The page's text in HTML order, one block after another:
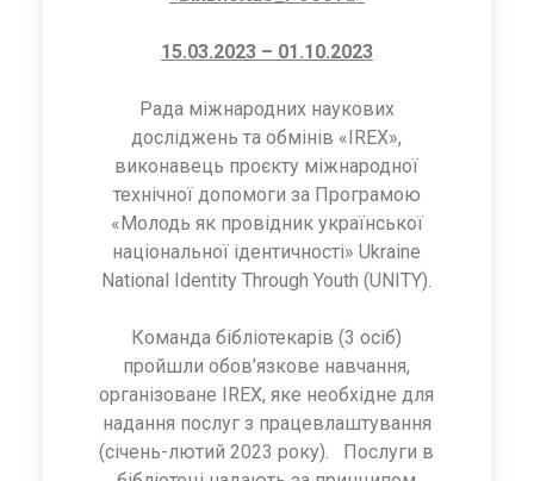
15.03.2023 – 01.10.2023
Рада міжнародних наукових
досліджень та обмінів «IREX»,
виконавець проєкту міжнародної
технічної допомоги за Програмою
«Молодь як провідник української
національної ідентичності» Ukraine
National Identity Through Youth (UNITY).
Команда бібліотекарів (3 осіб)
пройшли обов’язкове навчання,
організоване IREX, яке необхідне для
надання послуг з працевлаштування
(січень-лютий 2023 року). Послуги в